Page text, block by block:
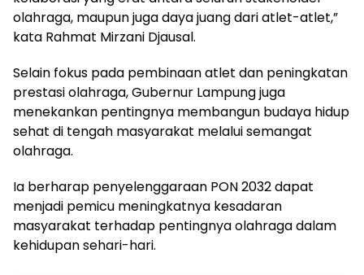
olahraga, maupun juga daya juang dari atlet-atlet,”
kata Rahmat Mirzani Djausal.
Selain fokus pada pembinaan atlet dan peningkatan
prestasi olahraga, Gubernur Lampung juga
menekankan pentingnya membangun budaya hidup
sehat di tengah masyarakat melalui semangat
olahraga.
Ia berharap penyelenggaraan PON 2032 dapat
menjadi pemicu meningkatnya kesadaran
masyarakat terhadap pentingnya olahraga dalam
kehidupan sehari-hari.